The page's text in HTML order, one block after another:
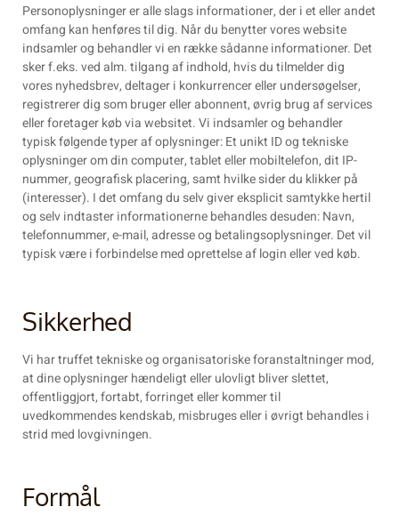
Personoplysninger er alle slags informationer, der i et eller andet
omfang kan henføres til dig. Når du benytter vores website
indsamler og behandler vi en række sådanne informationer. Det
sker f.eks. ved alm. tilgang af indhold, hvis du tilmelder dig
vores nyhedsbrev, deltager i konkurrencer eller undersøgelser,
registrerer dig som bruger eller abonnent, øvrig brug af services
eller foretager køb via websitet. Vi indsamler og behandler
typisk følgende typer af oplysninger: Et unikt ID og tekniske
oplysninger om din computer, tablet eller mobiltelefon, dit IP-
nummer, geografisk placering, samt hvilke sider du klikker på
(interesser). I det omfang du selv giver eksplicit samtykke hertil
og selv indtaster informationerne behandles desuden: Navn,
telefonnummer, e-mail, adresse og betalingsoplysninger. Det vil
typisk være i forbindelse med oprettelse af login eller ved køb.
Sikkerhed
Vi har truffet tekniske og organisatoriske foranstaltninger mod,
at dine oplysninger hændeligt eller ulovligt bliver slettet,
offentliggjort, fortabt, forringet eller kommer til
uvedkommendes kendskab, misbruges eller i øvrigt behandles i
strid med lovgivningen.
Formål